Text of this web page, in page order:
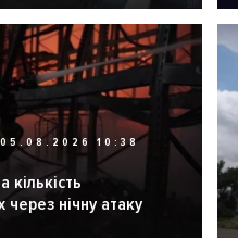
05.08.2026 10:38
кількість
через нічну атаку